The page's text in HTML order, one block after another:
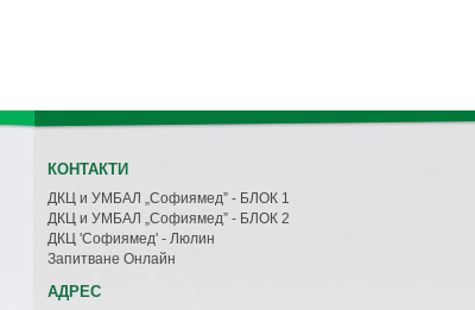
КОНТАКТИ
ДКЦ и УМБАЛ „Софиямед” - БЛОК 1
ДКЦ и УМБАЛ „Софиямед” - БЛОК 2
ДКЦ 'Софиямед' - Люлин
Запитване Онлайн
АДРЕС